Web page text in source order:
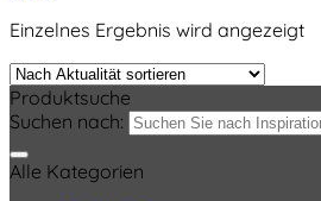
Einzelnes Ergebnis wird angezeigt
Produktsuche
Suchen nach:
Alle Kategorien